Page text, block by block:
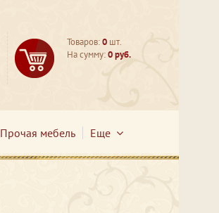
Товаров:0 шт.
На сумму:0 руб.
Прочая мебель Еще